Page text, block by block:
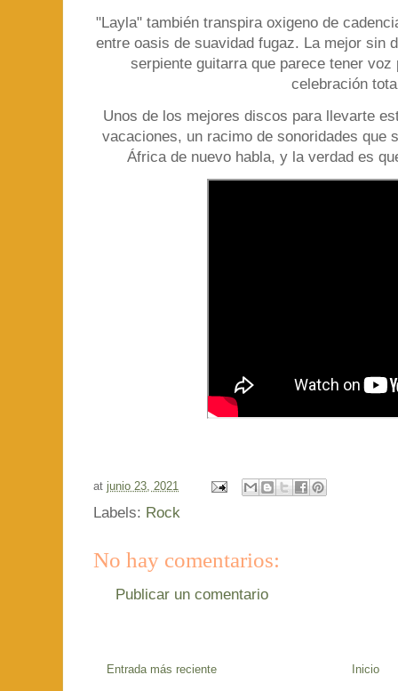
"Layla" también transpira oxigeno de
entre oasis de suavidad fugaz. La mejor sin
serpiente guitarra que parece tener
celebración
Unos de los mejores discos para llevarte
vacaciones, un racimo de sonoridades que
África de nuevo habla, y la verdad es
at junio 23, 2021
Labels: Rock
No hay comentarios:
Publicar un comentario
Entrada más reciente Inicio